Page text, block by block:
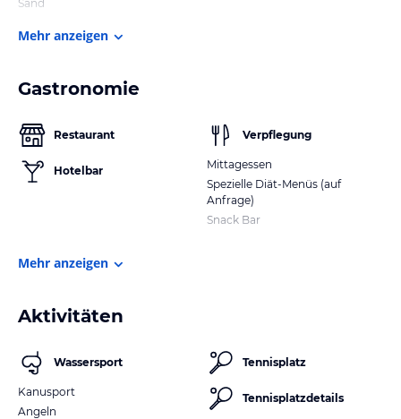
Sand
Mehr anzeigen
Gastronomie
Restaurant
Hotelbar
Verpflegung
Mittagessen
Spezielle Diät-Menüs (auf
Anfrage)
Snack Bar
Mehr anzeigen
Aktivitäten
Wassersport
Kanusport
Angeln
Tennisplatz
Tennisplatzdetails